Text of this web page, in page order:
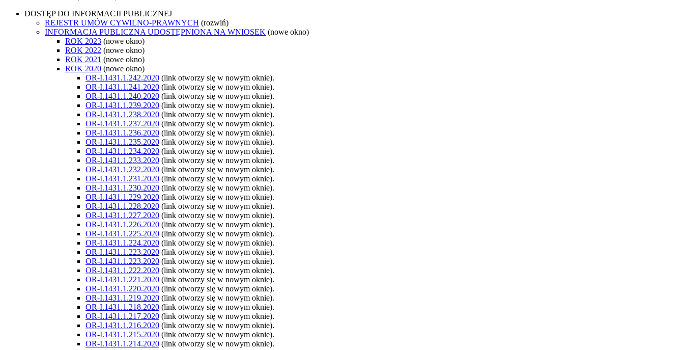
DOSTĘP DO INFORMACJI PUBLICZNEJ
REJESTR UMÓW CYWILNO-PRAWNYCH (rozwiń)
INFORMACJA PUBLICZNA UDOSTĘPNIONA NA WNIOSEK (nowe okno)
ROK 2023 (nowe okno)
ROK 2022 (nowe okno)
ROK 2021 (nowe okno)
ROK 2020 (nowe okno)
OR-I.1431.1.242.2020 (link otworzy się w nowym oknie).
OR-I.1431.1.241.2020 (link otworzy się w nowym oknie).
OR-I.1431.1.240.2020 (link otworzy się w nowym oknie).
OR-I.1431.1.239.2020 (link otworzy się w nowym oknie).
OR-I.1431.1.238.2020 (link otworzy się w nowym oknie).
OR-I.1431.1.237.2020 (link otworzy się w nowym oknie).
OR-I.1431.1.236.2020 (link otworzy się w nowym oknie).
OR-I.1431.1.235.2020 (link otworzy się w nowym oknie).
OR-I.1431.1.234.2020 (link otworzy się w nowym oknie).
OR-I.1431.1.233.2020 (link otworzy się w nowym oknie).
OR-I.1431.1.232.2020 (link otworzy się w nowym oknie).
OR-I.1431.1.231.2020 (link otworzy się w nowym oknie).
OR-I.1431.1.230.2020 (link otworzy się w nowym oknie).
OR-I.1431.1.229.2020 (link otworzy się w nowym oknie).
OR-I.1431.1.228.2020 (link otworzy się w nowym oknie).
OR-I.1431.1.227.2020 (link otworzy się w nowym oknie).
OR-I.1431.1.226.2020 (link otworzy się w nowym oknie).
OR-I.1431.1.225.2020 (link otworzy się w nowym oknie).
OR-I.1431.1.224.2020 (link otworzy się w nowym oknie).
OR-I.1431.1.223.2020 (link otworzy się w nowym oknie).
OR-I.1431.1.223.2020 (link otworzy się w nowym oknie).
OR-I.1431.1.222.2020 (link otworzy się w nowym oknie).
OR-I.1431.1.221.2020 (link otworzy się w nowym oknie).
OR-I.1431.1.220.2020 (link otworzy się w nowym oknie).
OR-I.1431.1.219.2020 (link otworzy się w nowym oknie).
OR-I.1431.1.218.2020 (link otworzy się w nowym oknie).
OR-I.1431.1.217.2020 (link otworzy się w nowym oknie).
OR-I.1431.1.216.2020 (link otworzy się w nowym oknie).
OR-I.1431.1.215.2020 (link otworzy się w nowym oknie).
OR-I.1431.1.214.2020 (link otworzy się w nowym oknie).